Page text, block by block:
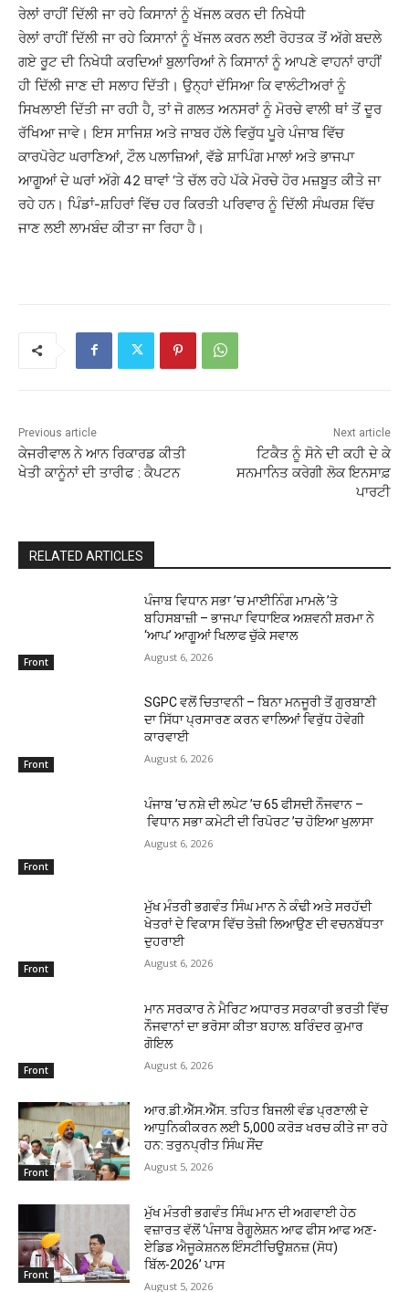
ਰੇਲਾਂ ਰਾਹੀਂ ਦਿੱਲੀ ਜਾ ਰਹੇ ਕਿਸਾਨਾਂ ਨੂੰ ਖੱਜਲ ਕਰਨ ਦੀ ਨਿਖੇਧੀ
ਰੇਲਾਂ ਰਾਹੀਂ ਦਿੱਲੀ ਜਾ ਰਹੇ ਕਿਸਾਨਾਂ ਨੂੰ ਖੱਜਲ ਕਰਨ ਲਈ ਰੋਹਤਕ ਤੋਂ ਅੱਗੇ ਬਦਲੇ
ਗਏ ਰੂਟ ਦੀ ਨਿਖੇਧੀ ਕਰਦਿਆਂ ਬੁਲਾਰਿਆਂ ਨੇ ਕਿਸਾਨਾਂ ਨੂੰ ਆਪਣੇ ਵਾਹਨਾਂ ਰਾਹੀਂ
ਹੀ ਦਿੱਲੀ ਜਾਣ ਦੀ ਸਲਾਹ ਦਿੱਤੀ। ਉਨ੍ਹਾਂ ਦੱਸਿਆ ਕਿ ਵਾਲੰਟੀਅਰਾਂ ਨੂੰ
ਸਿਖਲਾਈ ਦਿੱਤੀ ਜਾ ਰਹੀ ਹੈ, ਤਾਂ ਜੋ ਗਲਤ ਅਨਸਰਾਂ ਨੂੰ ਮੋਰਚੇ ਵਾਲੀ ਥਾਂ ਤੋਂ ਦੂਰ
ਰੱਖਿਆ ਜਾਵੇ। ਇਸ ਸਾਜਿਸ਼ ਅਤੇ ਜਾਬਰ ਹੱਲੇ ਵਿਰੁੱਧ ਪੂਰੇ ਪੰਜਾਬ ਵਿੱਚ
ਕਾਰਪੋਰੇਟ ਘਰਾਣਿਆਂ, ਟੌਲ ਪਲਾਜ਼ਿਆਂ, ਵੱਡੇ ਸ਼ਾਪਿੰਗ ਮਾਲਾਂ ਅਤੇ ਭਾਜਪਾ
ਆਗੂਆਂ ਦੇ ਘਰਾਂ ਅੱਗੇ 42 ਥਾਵਾਂ ‘ਤੇ ਚੱਲ ਰਹੇ ਪੱਕੇ ਮੋਰਚੇ ਹੋਰ ਮਜ਼ਬੂਤ ਕੀਤੇ ਜਾ
ਰਹੇ ਹਨ। ਪਿੰਡਾਂ-ਸ਼ਹਿਰਾਂ ਵਿੱਚ ਹਰ ਕਿਰਤੀ ਪਰਿਵਾਰ ਨੂੰ ਦਿੱਲੀ ਸੰਘਰਸ਼ ਵਿੱਚ
ਜਾਣ ਲਈ ਲਾਮਬੰਦ ਕੀਤਾ ਜਾ ਰਿਹਾ ਹੈ।
Previous article
ਕੇਜਰੀਵਾਲ ਨੇ ਆਨ ਰਿਕਾਰਡ ਕੀਤੀ
ਖੇਤੀ ਕਾਨੂੰਨਾਂ ਦੀ ਤਾਰੀਫ : ਕੈਪਟਨ
Next article
ਟਿਕੈਤ ਨੂੰ ਸੋਨੇ ਦੀ ਕਹੀ ਦੇ ਕੇ
ਸਨਮਾਨਿਤ ਕਰੇਗੀ ਲੋਕ ਇਨਸਾਫ਼
ਪਾਰਟੀ
RELATED ARTICLES
Front
ਪੰਜਾਬ ਵਿਧਾਨ ਸਭਾ ’ਚ ਮਾਈਨਿੰਗ ਮਾਮਲੇ ’ਤੇ
ਬਹਿਸਬਾਜ਼ੀ – ਭਾਜਪਾ ਵਿਧਾਇਕ ਅਸ਼ਵਨੀ ਸ਼ਰਮਾ ਨੇ
‘ਆਪ’ ਆਗੂਆਂ ਖਿਲਾਫ ਚੁੱਕੇ ਸਵਾਲ
August 6, 2026
Front
SGPC ਵਲੋਂ ਚਿਤਾਵਨੀ – ਬਿਨਾ ਮਨਜੂਰੀ ਤੋਂ ਗੁਰਬਾਣੀ
ਦਾ ਸਿੱਧਾ ਪ੍ਰਸਾਰਣ ਕਰਨ ਵਾਲਿਆਂ ਵਿਰੁੱਧ ਹੋਵੇਗੀ
ਕਾਰਵਾਈ
August 6, 2026
Front
ਪੰਜਾਬ ’ਚ ਨਸ਼ੇ ਦੀ ਲਪੇਟ ’ਚ 65 ਫੀਸਦੀ ਨੌਜਵਾਨ –
ਵਿਧਾਨ ਸਭਾ ਕਮੇਟੀ ਦੀ ਰਿਪੋਰਟ ’ਚ ਹੋਇਆ ਖੁਲਾਸਾ
August 6, 2026
Front
ਮੁੱਖ ਮੰਤਰੀ ਭਗਵੰਤ ਸਿੰਘ ਮਾਨ ਨੇ ਕੰਢੀ ਅਤੇ ਸਰਹੱਦੀ
ਖੇਤਰਾਂ ਦੇ ਵਿਕਾਸ ਵਿੱਚ ਤੇਜ਼ੀ ਲਿਆਉਣ ਦੀ ਵਚਨਬੱਧਤਾ
ਦੁਹਰਾਈ
August 6, 2026
Front
ਮਾਨ ਸਰਕਾਰ ਨੇ ਮੈਰਿਟ ਅਧਾਰਤ ਸਰਕਾਰੀ ਭਰਤੀ ਵਿੱਚ
ਨੌਜਵਾਨਾਂ ਦਾ ਭਰੋਸਾ ਕੀਤਾ ਬਹਾਲ: ਬਰਿੰਦਰ ਕੁਮਾਰ
ਗੋਇਲ
August 6, 2026
Front
ਆਰ.ਡੀ.ਐੱਸ.ਐੱਸ. ਤਹਿਤ ਬਿਜਲੀ ਵੰਡ ਪ੍ਰਣਾਲੀ ਦੇ
ਆਧੁਨਿਕੀਕਰਨ ਲਈ 5,000 ਕਰੋੜ ਖਰਚ ਕੀਤੇ ਜਾ ਰਹੇ
ਹਨ: ਤਰੁਨਪ੍ਰੀਤ ਸਿੰਘ ਸੌਂਦ
August 5, 2026
Front
ਮੁੱਖ ਮੰਤਰੀ ਭਗਵੰਤ ਸਿੰਘ ਮਾਨ ਦੀ ਅਗਵਾਈ ਹੇਠ
ਵਜ਼ਾਰਤ ਵੱਲੋਂ ‘ਪੰਜਾਬ ਰੈਗੂਲੇਸ਼ਨ ਆਫ ਫੀਸ ਆਫ ਅਣ-
ਏਡਿਡ ਐਜੂਕੇਸ਼ਨਲ ਇੰਸਟੀਚਿਊਸ਼ਨਜ਼ (ਸੋਧ)
ਬਿੱਲ-2026’ ਪਾਸ
August 5, 2026